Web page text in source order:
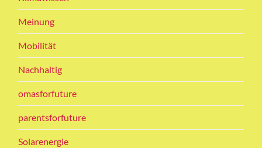
Meinung
Mobilität
Nachhaltig
omasforfuture
parentsforfuture
Solarenergie